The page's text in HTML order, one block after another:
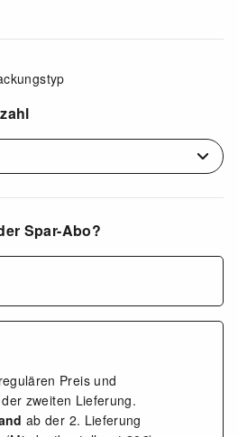
Spar-Abo?
Preis und
zweiten Lieferung.
ab der 2. Lieferung